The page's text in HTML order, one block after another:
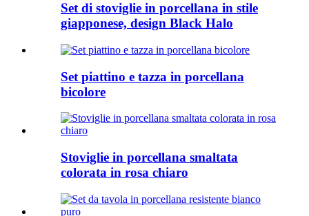
Set di stoviglie in porcellana in stile
giapponese, design Black Halo
Set piattino e tazza in porcellana
bicolore
Stoviglie in porcellana smaltata
colorata in rosa chiaro